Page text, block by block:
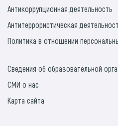
Антикоррупционная деятельность
Антитеррористическая
Политика в отношении
Сведения об образовательной
СМИ о нас
Карта сайта